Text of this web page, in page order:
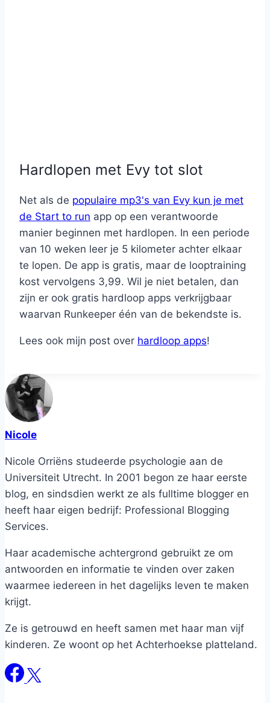
Hardlopen met Evy tot slot
Net als de populaire mp3's van Evy kun je met
de Start to run app op een verantwoorde
manier beginnen met hardlopen. In een periode
van 10 weken leer je 5 kilometer achter elkaar
te lopen. De app is gratis, maar de looptraining
kost vervolgens 3,99. Wil je niet betalen, dan
zijn er ook gratis hardloop apps verkrijgbaar
waarvan Runkeeper één van de bekendste is.
Lees ook mijn post over hardloop apps!
Nicole
Nicole Orriëns studeerde psychologie aan de
Universiteit Utrecht. In 2001 begon ze haar eerste
blog, en sindsdien werkt ze als fulltime blogger en
heeft haar eigen bedrijf: Professional Blogging
Services.
Haar academische achtergrond gebruikt ze om
antwoorden en informatie te vinden over zaken
waarmee iedereen in het dagelijks leven te maken
krijgt.
Ze is getrouwd en heeft samen met haar man vijf
kinderen. Ze woont op het Achterhoekse platteland.